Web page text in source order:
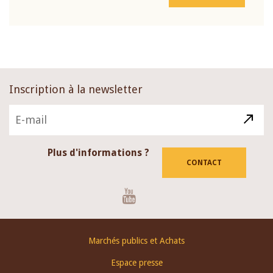
Inscription à la newsletter
Plus d'informations ?
CONTACT
Marchés publics et Achats
Espace presse